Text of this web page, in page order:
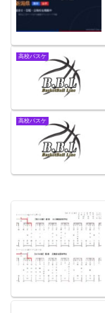
高校バスケ
高校バスケ